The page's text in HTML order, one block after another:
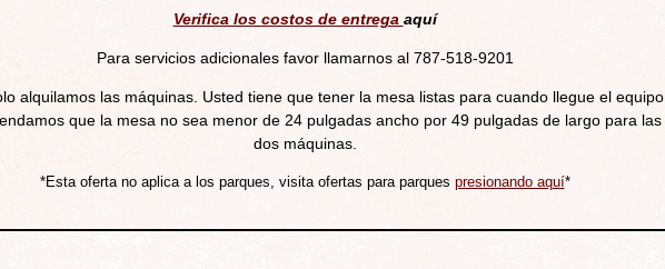
Verifica los costos de entrega aquí
Para servicios adicionales favor llamarnos al 787-518-9201
alquilamos las máquinas. Usted tiene que tener la mesa listas para cuando llegue el equipo.
que la mesa no sea menor de 24 pulgadas ancho por 49 pulgadas de largo para las
dos máquinas.
*Esta oferta no aplica a los parques, visita ofertas para parques presionando aquí*